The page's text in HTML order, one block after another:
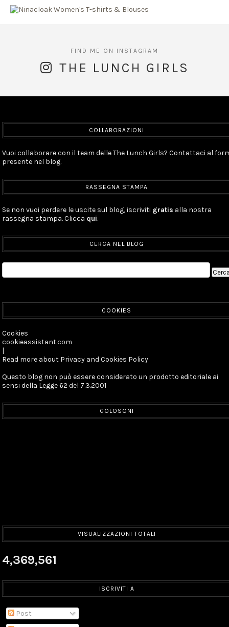
THE LUNCH GIRLS
COLLABORAZIONI
Vuoi collaborare con il team delle The Lunch Girls? Contattaci al
presente nel blog.
RASSEGNA STAMPA
Se non vuoi perdere le uscite sul blog, iscriviti gratis alla nostra
rassegna stampa. Clicca qui.
CERCA NEL BLOG
COOKIES
Cookies
cookieassistant.com
|
Read more about Privacy and Cookies Policy
Questo blog non può essere considerato un prodotto editoriale ai
sensi della Legge 62 del 7.3.2001
GOLOSONI
VISUALIZZAZIONI TOTALI
4,369,561
ISCRIVITI A
Post